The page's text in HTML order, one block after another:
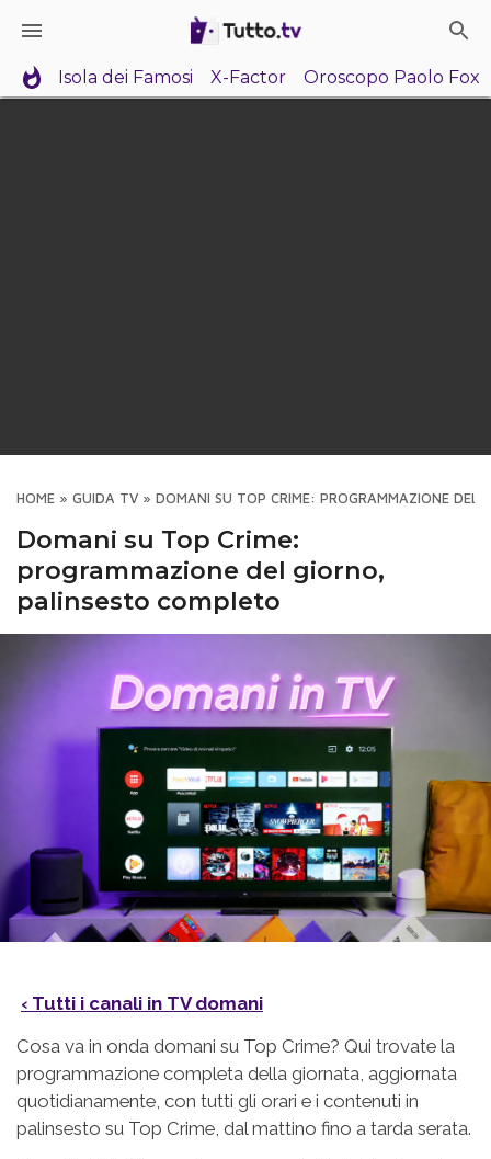
Isola dei Famosi X-Factor Oroscopo Paolo Fox
HOME » GUIDA TV » DOMANI SU TOP CRIME: PROGRAMMAZIONE DEL
Domani su Top Crime:
programmazione del giorno,
palinsesto completo
‹ Tutti i canali in TV domani
Cosa va in onda domani su Top Crime? Qui trovate la
programmazione completa della giornata, aggiornata
quotidianamente, con tutti gli orari e i contenuti in
palinsesto su Top Crime, dal mattino fino a tarda serata.